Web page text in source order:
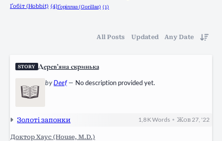
Ґобіт (Hobbit) (4)Ґоріллаз (Gorillaz) (1)
All Posts Updated Any Date
STORY Дерев’яна скринька
byDeef— No description provided yet.
Золоті запонки 1,8 KWords •Жов 27, '22
Доктор Хаус (House, M.D.)